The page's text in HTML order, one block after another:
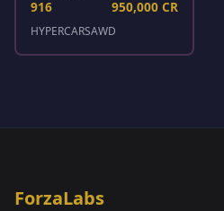
916 950,000 CR
HYPERCARSAWD
ForzaLabs